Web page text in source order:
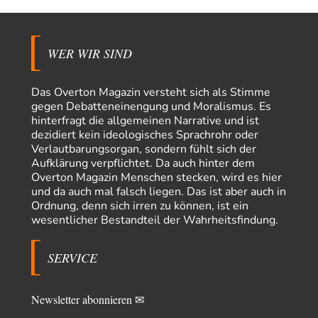
»Der freie Wille ist ein Mythos« 65
freien Willen haben muss. Das…
vor 16 Stunden zu:
Die Natur ist die kreative Gestalt, um Inspiration zu erlangen. Die heute
Natur und ihr…
Nonamevor 21 Stunden zu:
Wer erzielt die Kriegsgewinne?
Es bestätigt sich also schon an diesem Beispiel von vor 100 Jahren, was
manchen Menschen…
Ferdinand Wohlgewiehertvor 1 Tag zu:
Im Zeitalter der KI werden Fehler menschlich
"Ohne originale Zwecksetzung können Roboter keine eigene Prosodie
vor 2 Tagen zu:
Der Anschlag auf eine Lebenslüge
diese Richtung so…
WER WIR SIND
Das Overton Magazin versteht sich als Stimme
gegen Debatteneinengung und Moralismus. Es
hinterfragt die allgemeinen Narrative und ist
dezidiert kein ideologisches Sprachrohr oder
Verlautbarungsorgan, sondern fühlt sich der
Aufklärung verpflichtet. Da auch hinter dem
Overton Magazin Menschen stecken, wird es hier
und da auch mal falsch liegen. Das ist aber auch in
Ordnung, denn sich irren zu können, ist ein
wesentlicher Bestandteil der Wahrheitsfindung.
SERVICE
Newsletter abonnieren ✉